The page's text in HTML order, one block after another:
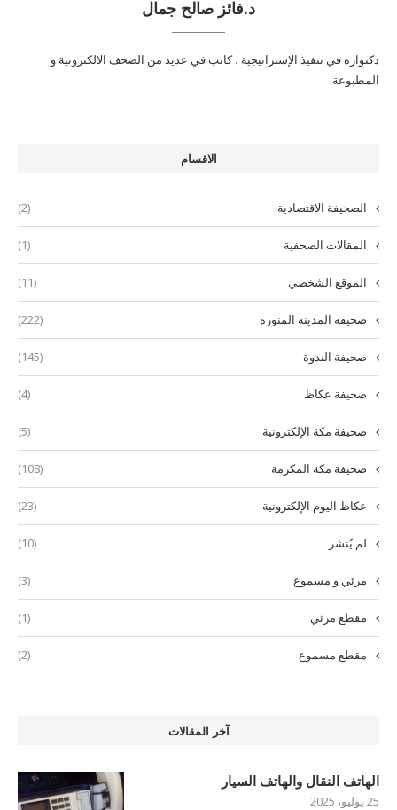
د.فائز صالح جمال
دكتواره في تنفيذ الإستراتيجية ، كاتب في عديد من الصحف الالكترونية و
المطبوعة
الاقسام
الصحيفة الاقتصادية (2)
المقالات الصحفية (1)
الموقع الشخصي (11)
صحيفة المدينة المنورة (222)
صحيفة الندوة (145)
صحيفة عكاظ (4)
صحيفة مكة الإلكترونية (5)
صحيفة مكة المكرمة (108)
عكاظ اليوم الإلكترونية (23)
لم يُنشر (10)
مرئي و مسموع (3)
مقطع مرئي (1)
مقطع مسموع (2)
آخر المقالات
الهاتف النقال والهاتف السيار
25 يوليو، 2025